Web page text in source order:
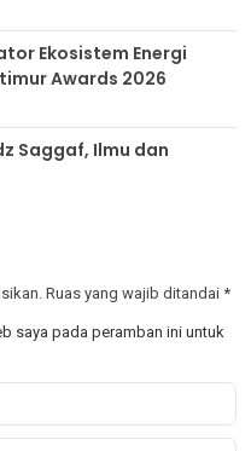
Ekosistem Energi
Awards 2026
Saggaf, Ilmu dan
Ruas yang wajib ditandai *
saya pada peramban ini untuk